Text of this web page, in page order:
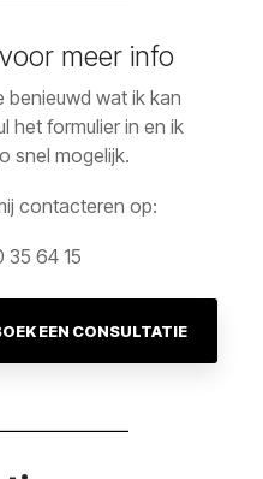
meer info
benieuwd wat ik kan
het formulier in en ik
snel mogelijk.
contacteren op:
35 64 15
EEN CONSULTATIE